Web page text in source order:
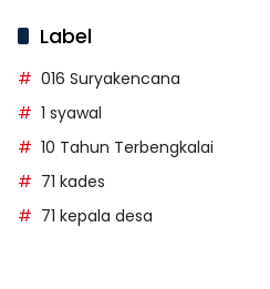
Label
016 Suryakencana
1 syawal
10 Tahun Terbengkalai
71 kades
71 kepala desa